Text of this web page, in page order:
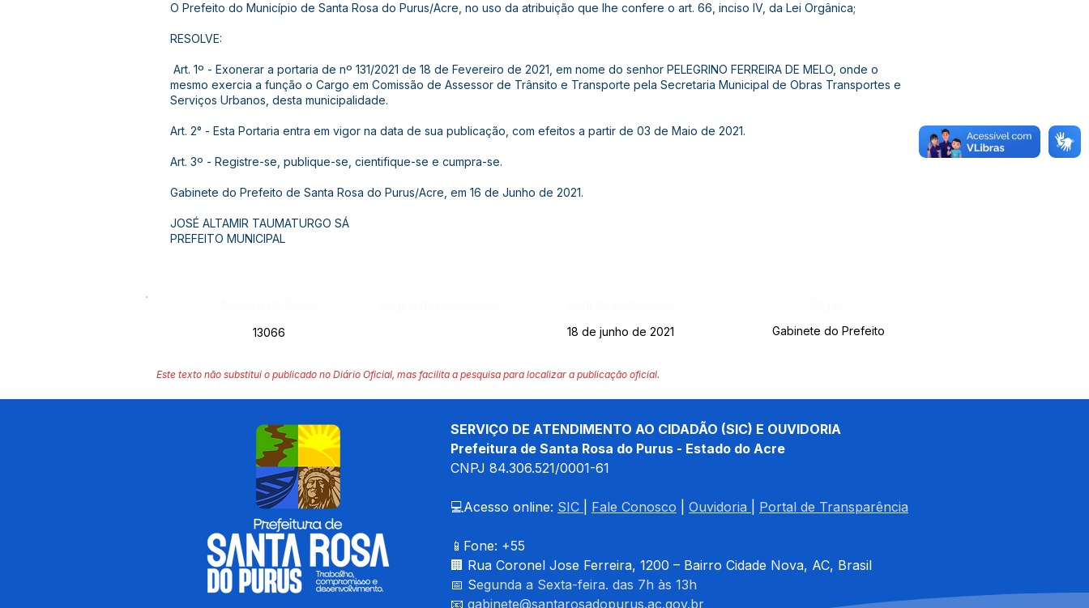
O Prefeito do Município de Santa Rosa do Purus/Acre, no uso da atribuição que lhe confere o art. 66, inciso IV, da Lei Orgânica;
RESOLVE:
Art. 1º - Exonerar a portaria de nº 131/2021 de 18 de Fevereiro de 2021, em nome do senhor PELEGRINO FERREIRA DE MELO, onde o
mesmo exercia a função o Cargo em Comissão de Assessor de Trânsito e Transporte pela Secretaria Municipal de Obras Transportes e
Serviços Urbanos, desta municipalidade.
Art. 2° - Esta Portaria entra em vigor na data de sua publicação, com efeitos a partir de 03 de Maio de 2021.
Art. 3º - Registre-se, publique-se, cientifique-se e cumpra-se.
Gabinete do Prefeito de Santa Rosa do Purus/Acre, em 16 de Junho de 2021.
JOSÉ ALTAMIR TAUMATURGO SÁ
PREFEITO MUNICIPAL
13066
18 de junho de 2021 Gabinete do Prefeito
Este texto não substitui o publicado no Diário Oficial, mas facilita a pesquisa para localizar a publicação oficial.
SERVIÇO DE ATENDIMENTO AO CIDADÃO (SIC) E OUVIDORIA
Prefeitura de Santa Rosa do Purus - Estado do Acre
CNPJ 84.306.521/0001-61
💻Acesso online: SIC Fale Conosco Ouvidoria Portal de Transparência
📱Fone: +55
🏢 Rua Coronel Jose Ferreira, 1200 – Bairro Cidade Nova, AC, Brasil
📅 Segunda a Sexta-feira. das 7h às 13h
📧 gabinete@santarosadopurus.ac.gov.br